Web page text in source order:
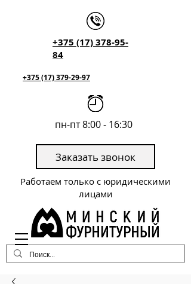
+375 (17) 378-95-
84
Заказать звонок
пн-пт 8:00 - 16:30
Работаем только с юридическими
лицами
+375 (17) 379-29-97